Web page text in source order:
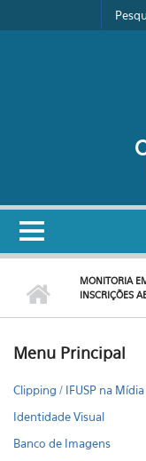
Pular para o conteúdo
MONITORIA
INSCRIÇÕES
Menu Principal
Clipping / IFUSP na Mídia
Identidade Visual
Banco de Imagens